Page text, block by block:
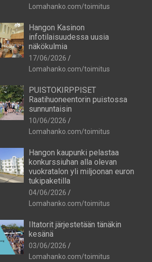
Lomahanko.com/toimitus
Hangon Kasinon
infotilaisuudessa uusia
näkökulmia
17/06/2026
Lomahanko.com/toimitus
PUISTOKIRPPISET
Raatihuoneentorin puistossa
sunnuntaisin
10/06/2026
Lomahanko.com/toimitus
Hangon kaupunki pelastaa
konkurssiuhan alla olevan
vuokratalon yli miljoonan euron
tukipaketilla
04/06/2026
Lomahanko.com/toimitus
Iltatorit järjestetään tänäkin
kesänä
03/06/2026
Lomahanko.com/toimitus